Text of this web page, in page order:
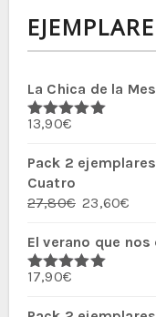
La Chica de la
Valorado
5
13,90€
Pack 2
Cuatro
27,80€ El
original
era:
23,60€
El verano que
Valorado
5
17,90€